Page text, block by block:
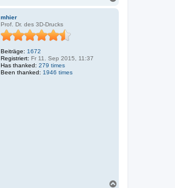
mhier
Prof. Dr. des 3D-Drucks
Beiträge: 1672
Registriert: Fr 11. Sep 2015, 11:37
Has thanked: 279 times
Been thanked: 1946 times